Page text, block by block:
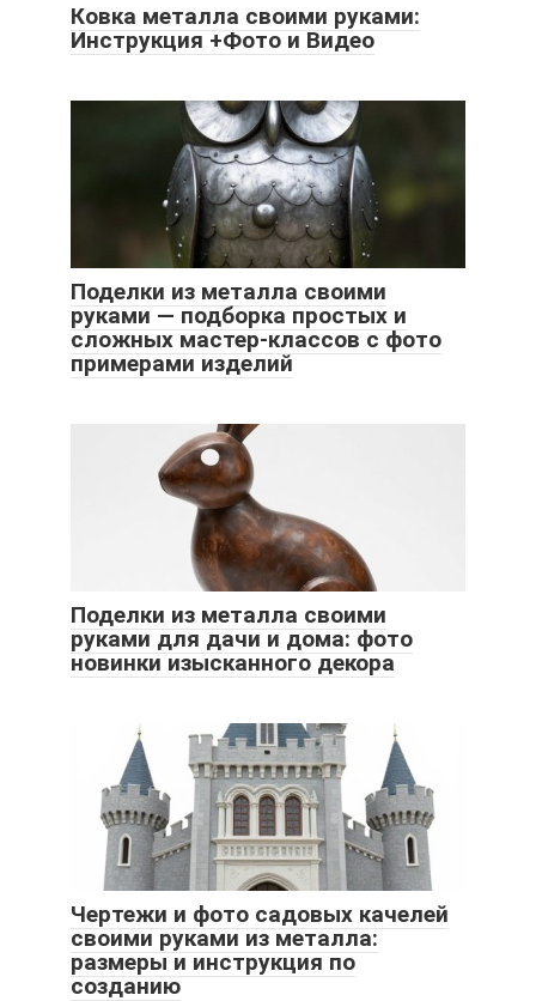
Ковка металла своими руками:
Инструкция +Фото и Видео
Поделки из металла своими
руками — подборка простых и
сложных мастер-классов с фото
примерами изделий
Поделки из металла своими
руками для дачи и дома: фото
новинки изысканного декора
Чертежи и фото садовых качелей
своими руками из металла:
размеры и инструкция по
созданию